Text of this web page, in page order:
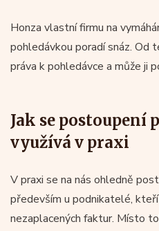
Honza vlastní firmu na
pohledávkou poradí snáz. Od
práva k pohledávce a může ji
Jak se postoupení
využívá v praxi
V praxi se na nás ohledně
především u podnikatelé,
nezaplacených faktur. Místo